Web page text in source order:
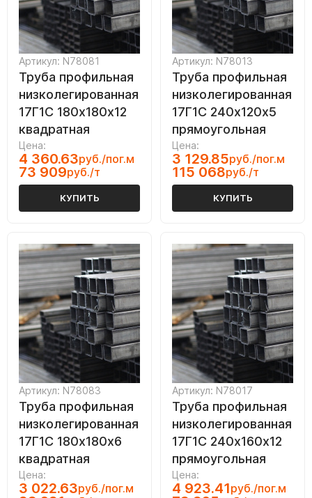
Артикул: N78081
Труба профильная
низколегированная
17Г1С 180х180х12
квадратная
Цена:
4 360.63руб./пог.м
73 909руб./т
КУПИТЬ
Артикул: N78013
Труба профильная
низколегированная
17Г1С 240х120х5
прямоугольная
Цена:
3 129.85руб./пог.м
115 068руб./т
КУПИТЬ
Артикул: N78083
Труба профильная
низколегированная
17Г1С 180х180х6
квадратная
Цена:
3 022.63руб./пог.м
Артикул: N78017
Труба профильная
низколегированная
17Г1С 240х160х12
прямоугольная
Цена:
4 923.41руб./пог.м